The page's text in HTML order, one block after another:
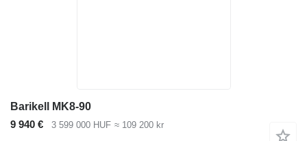
Barikell MK8-90
9 940 €
3 599 000 HUF ≈ 109 200 kr